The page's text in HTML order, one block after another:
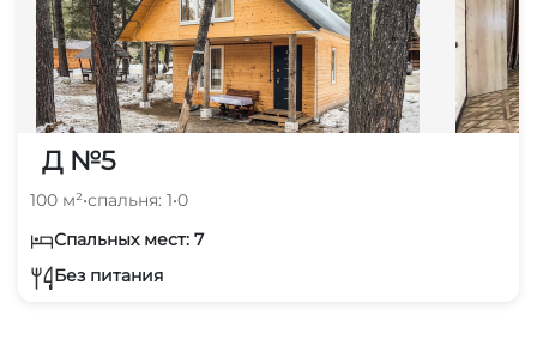
Д №5
100 м²•спальня: 1•0
Спальных мест: 7
Без питания